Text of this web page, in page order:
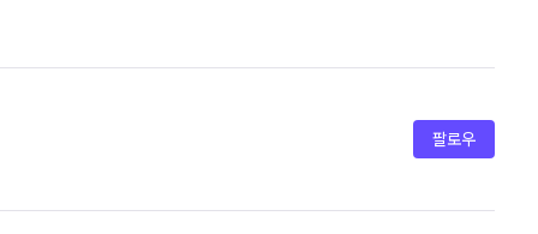
팔로우